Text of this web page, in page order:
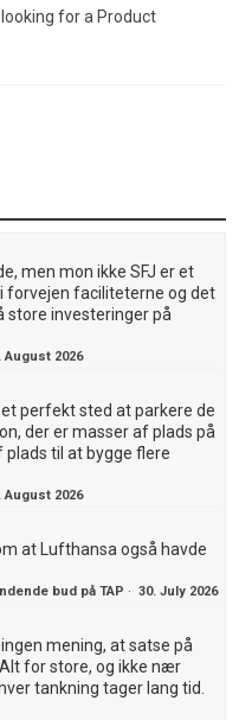
for a Product
men mon ikke SFJ er et
i forvejen faciliteterne og det
store investeringer på
August 2026
perfekt sted at parkere de
der er masser af plads på
til at bygge flere
August 2026
at Lufthansa også havde
bud på TAP ·30. July 2026
mening, at satse på
for store, og ikke nær
tankning tager lang tid.